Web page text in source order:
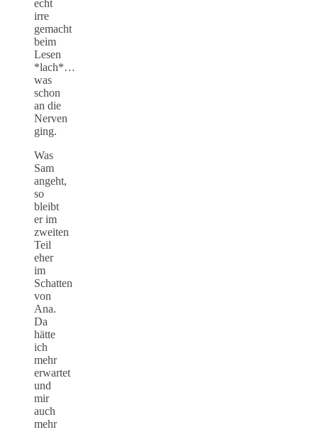
echt
irre
gemacht
beim
Lesen
*lach*…
was
schon
an die
Nerven
ging.
Was
Sam
angeht,
so
bleibt
er im
zweiten
Teil
eher
im
Schatten
von
Ana.
Da
hätte
ich
mehr
erwartet
und
mir
auch
mehr